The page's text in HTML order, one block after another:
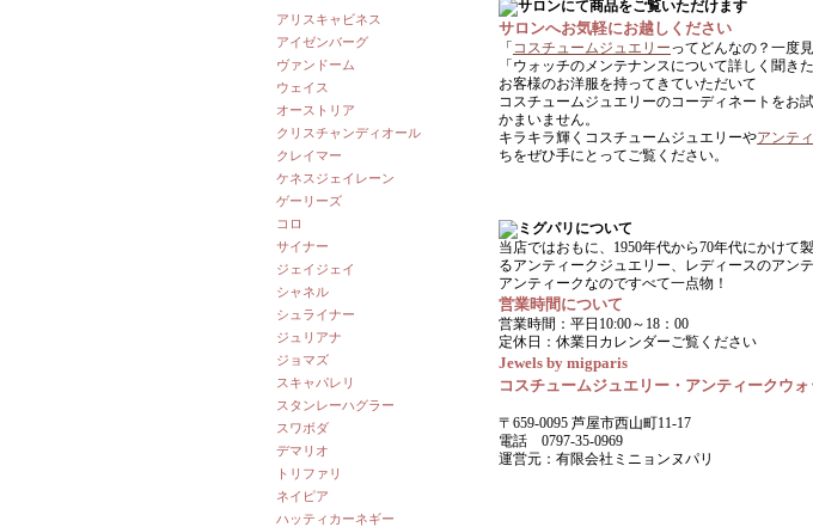
サロンへお気軽にお越しください
「 コスチュームジュエリーってどんなの？一度
「ウォッチのメンテナンスについて詳しく聞き
お客様のお洋服を持ってきていただいて
コスチュームジュエリーのコーディネートをお
かまいません。
キラキラ輝くコスチュームジュエリーやアンテ
ちをぜひ手にとってご覧ください。
当店ではおもに、1950年代から70年代にかけて
るアンティークジュエリー、レディースのアン
アンティークなのですべて一点物！
営業時間について
営業時間：平日10:00～18：00
定休日：休業日カレンダーご覧ください
Jewels by migparis
コスチュームジュエリー・アンティークウォ
〒659-0095 芦屋市西山町11-17
電話 0797-35-0969
運営元：有限会社ミニョンヌパリ
アリスキャビネス
アイゼンバーグ
ヴァンドーム
ウェイス
オーストリア
クリスチャンディオール
クレイマー
ケネスジェイレーン
ゲーリーズ
コロ
サイナー
ジェイジェイ
シャネル
シュライナー
ジュリアナ
ジョマズ
スキャパレリ
スタンレーハグラー
スワボダ
デマリオ
トリファリ
ネイピア
ハッティカーネギー